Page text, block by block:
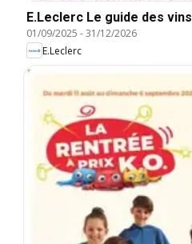
E.Leclerc Le guide des vins
01/09/2025 -31/12/2026
E.Leclerc